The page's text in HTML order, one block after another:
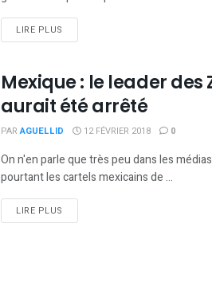
LIRE PLUS
Mexique : le leader des
aurait été arrêté
PAR AGUELLID 12 FÉVRIER 2018 0
On n'en parle que très peu dans les
pourtant les cartels mexicains de ...
LIRE PLUS